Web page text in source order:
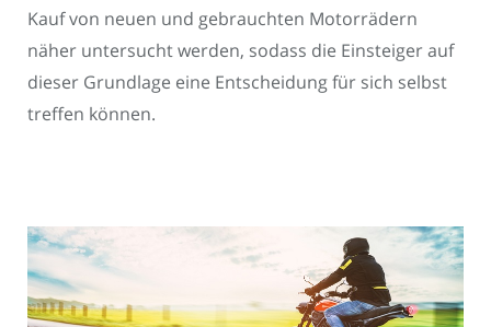
Kauf von neuen und gebrauchten Motorrädern
näher untersucht werden, sodass die Einsteiger auf
dieser Grundlage eine Entscheidung für sich selbst
treffen können.